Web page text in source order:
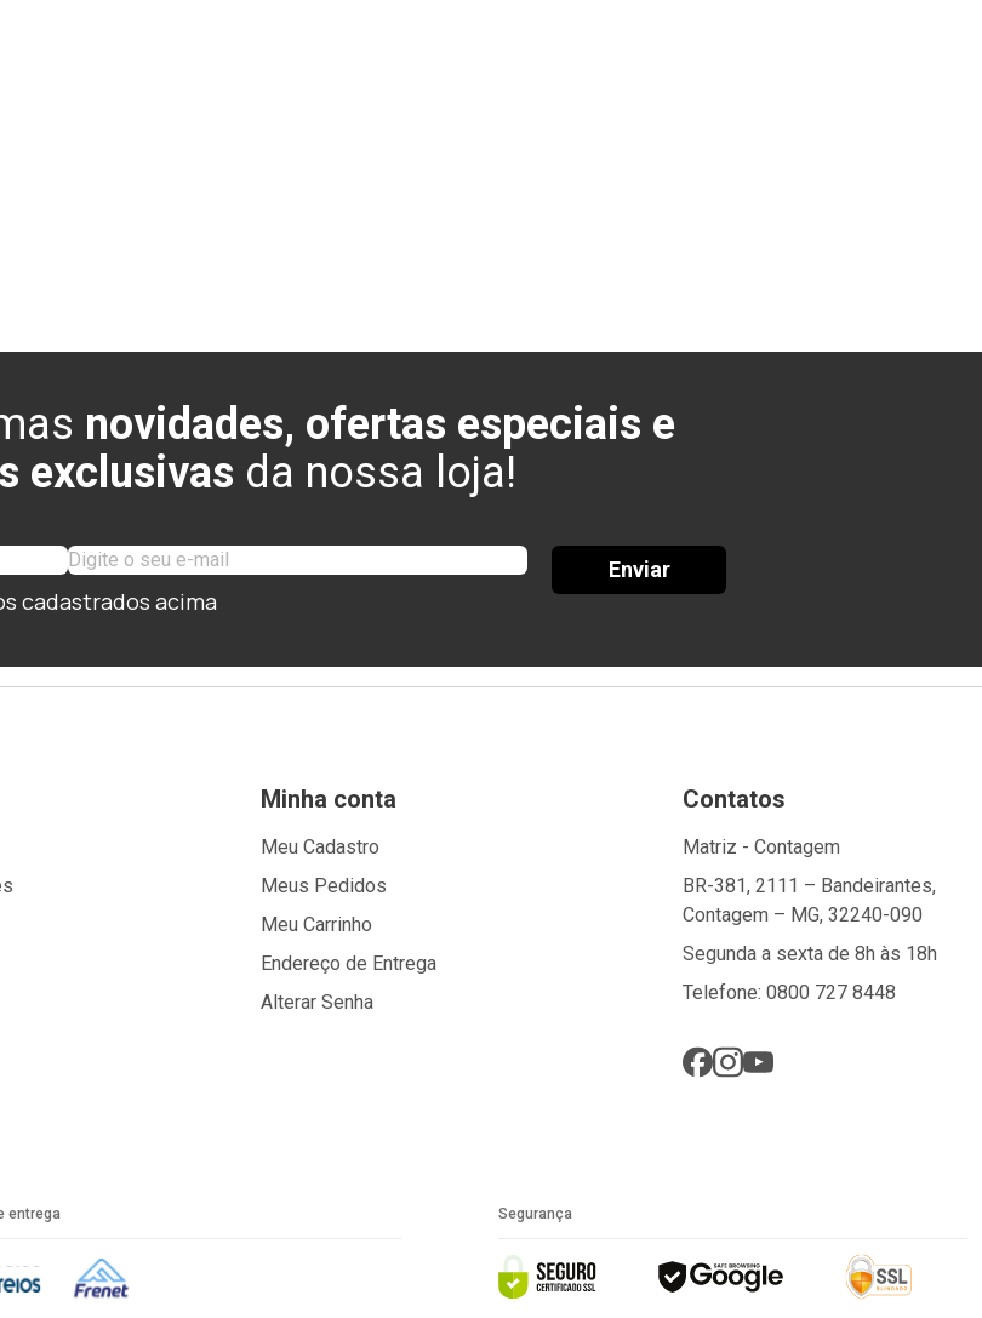
novidades, ofertas especiais e
exclusivas da nossa loja!
cadastrados acima
Enviar
Minha conta
Meu Cadastro
Meus Pedidos
Meu Carrinho
Endereço de Entrega
Alterar Senha
Contatos
Matriz - Contagem
BR-381, 2111 – Bandeirantes,
Contagem – MG, 32240-090
Segunda a sexta de 8h às 18h
Telefone: 0800 727 8448
entrega Segurança